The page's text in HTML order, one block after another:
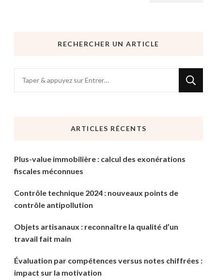
RECHERCHER UN ARTICLE
recherchiez
ARTICLES RÉCENTS
Plus-value immobilière : calcul des exonérations
fiscales méconnues
Contrôle technique 2024 : nouveaux points de
contrôle antipollution
Objets artisanaux : reconnaître la qualité d’un
travail fait main
Évaluation par compétences versus notes chiffrées :
impact sur la motivation